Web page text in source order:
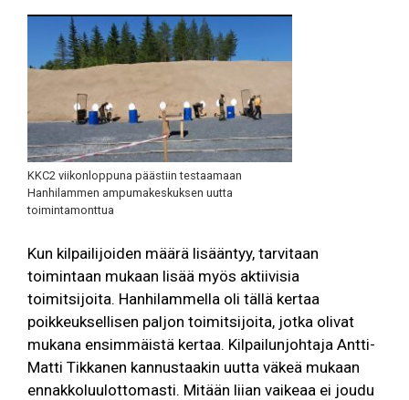
KKC2 viikonloppuna päästiin testaamaan
Hanhilammen ampumakeskuksen uutta
toimintamonttua
Kun kilpailijoiden määrä lisääntyy, tarvitaan
toimintaan mukaan lisää myös aktiivisia
toimitsijoita. Hanhilammella oli tällä kertaa
poikkeuksellisen paljon toimitsijoita, jotka olivat
mukana ensimmäistä kertaa. Kilpailunjohtaja Antti-
Matti Tikkanen kannustaakin uutta väkeä mukaan
ennakkoluulottomasti. Mitään liian vaikeaa ei joudu